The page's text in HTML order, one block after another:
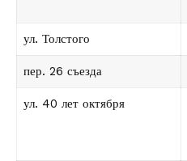
ул. Толстого
пер. 26 съезда
ул. 40 лет октября